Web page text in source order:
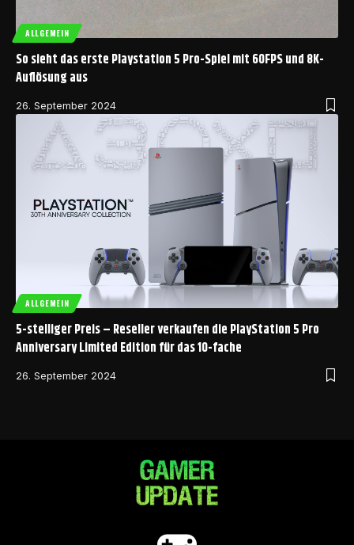
ALLGEMEIN
So sieht das erste Playstation 5 Pro-Spiel mit 60FPS und 8K-
Auflösung aus
26. September 2024
ALLGEMEIN
5-stelliger Preis – Reseller verkaufen die PlayStation 5 Pro
Anniversary Limited Edition für das 10-fache
26. September 2024